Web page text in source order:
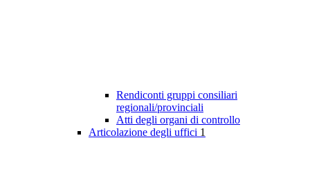
Rendiconti gruppi consiliari
regionali/provinciali
Atti degli organi di controllo
Articolazione degli uffici 1